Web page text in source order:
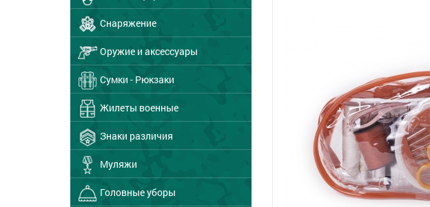
Снаряжение
Оружие и аксессуары
Сумки - Рюкзаки
Жилеты военные
Знаки различия
Муляжи
Головные уборы